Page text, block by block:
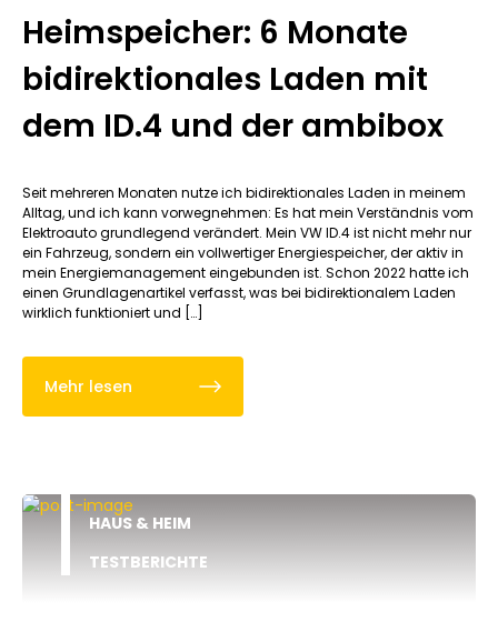
Heimspeicher: 6 Monate
bidirektionales Laden mit
dem ID.4 und der ambibox
Seit mehreren Monaten nutze ich bidirektionales Laden in meinem
Alltag, und ich kann vorwegnehmen: Es hat mein Verständnis vom
Elektroauto grundlegend verändert. Mein VW ID.4 ist nicht mehr nur
ein Fahrzeug, sondern ein vollwertiger Energiespeicher, der aktiv in
mein Energiemanagement eingebunden ist. Schon 2022 hatte ich
einen Grundlagenartikel verfasst, was bei bidirektionalem Laden
wirklich funktioniert und […]
Mehr lesen
HAUS & HEIM
TESTBERICHTE